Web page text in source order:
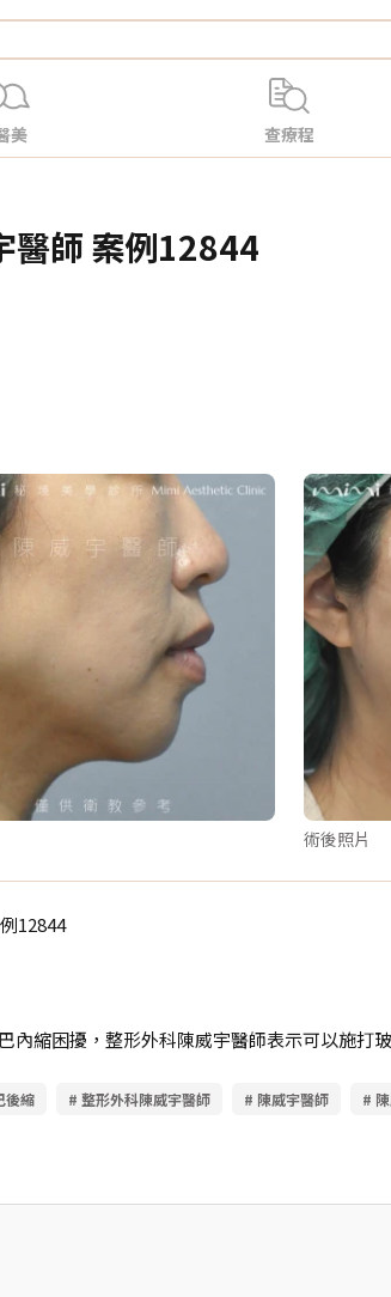
美 查療程
醫師 案例12844
術後照片
12844
縮困擾，整形外科陳威宇醫師表示可以施打
後縮 # 整形外科陳威宇醫師 # 陳威宇醫師 #